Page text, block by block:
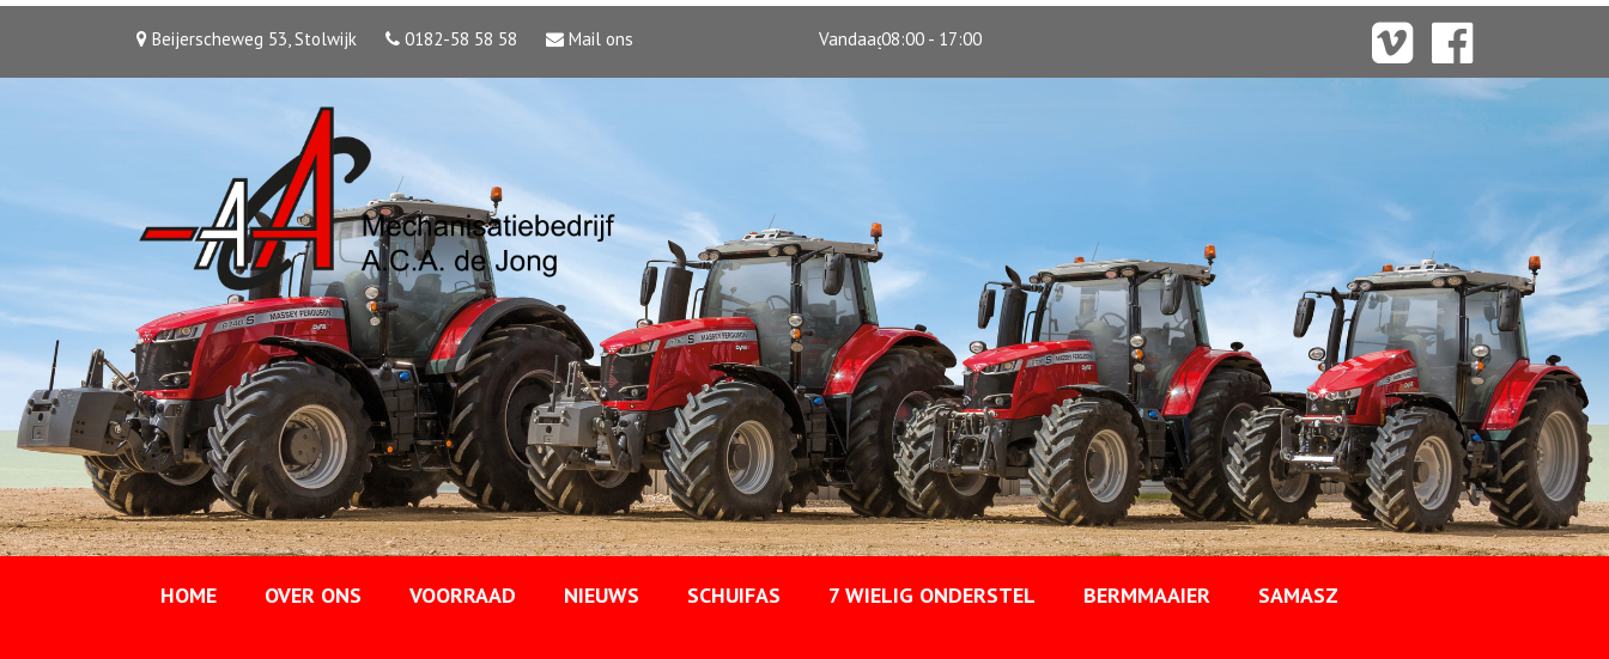
Beijerscheweg 53, Stolwijk 0182-58 58 58 Mail ons Vandaag08:00 - 17:00
HOME OVER ONS VOORRAAD NIEUWS SCHUIFAS 7 WIELIG ONDERSTEL BERMMAAIER SAMASZ